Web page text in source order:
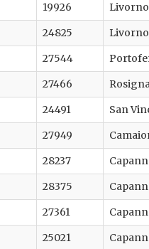
19926 Livorno
24825 Livorno
27544
27466
24491 San
27949
28237
28375
27361
25021